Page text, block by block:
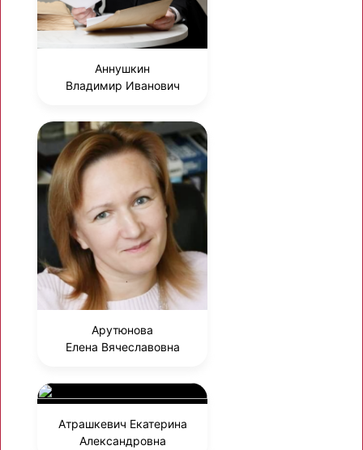
Аннушкин
Владимир Иванович
Арутюнова
Елена Вячеславовна
Атрашкевич Екатерина
Александровна